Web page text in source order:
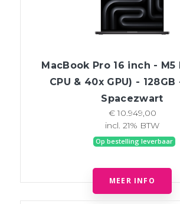
MacBook Pro 16 inch - M5
CPU & 40x GPU) -
Spacezwart
€ 10.949,00
incl. 21% BTW
Op bestelling leverbaar
MEER INFO